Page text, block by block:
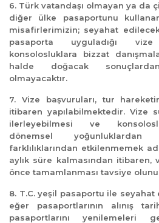
6. Türk vatandaşı olmayan ya da
diğer ülke pasaportunu
misafirlerimizin; seyahat
pasaporta uyguladığı
konsolosluklara bizzat
halde doğacak
olmayacaktır.
7. Vize başvuruları, tur
itibaren yapılabilmektedir. Vize
ilerleyebilmesi ve
dönemsel
farklılıklarından etkilenmemek
aylık süre kalmasından itibaren,
önce tamamlanması tavsiye
8. T.C. yeşil pasaportu ile
eğer pasaportlarının alınış
pasaportlarını yenilemeleri